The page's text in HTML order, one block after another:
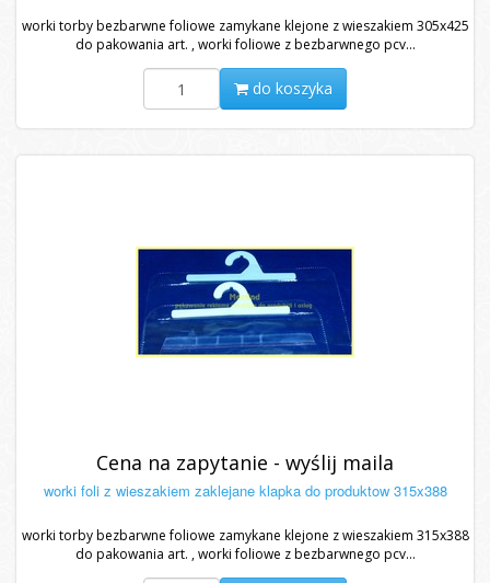
worki torby bezbarwne foliowe zamykane klejone z wieszakiem 305x425
do pakowania art. , worki foliowe z bezbarwnego pcv...
do koszyka
Cena na zapytanie - wyślij maila
worki foli z wieszakiem zaklejane klapka do produktow 315x388
worki torby bezbarwne foliowe zamykane klejone z wieszakiem 315x388
do pakowania art. , worki foliowe z bezbarwnego pcv...